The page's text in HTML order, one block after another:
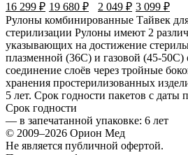
16 299 ₽ 19 680 ₽
2 049 ₽ 3 099 ₽
Рулоны комбинированные Тайвек
стерилизации Рулоны имеют 2
указывающих на достижение
плазменной (36С) и газовой (45-
соединение слоёв через тройные
хранения простерилизованных
5 лет. Срок годности пакетов с даты
Срок годности
— в запечатанной упаковке: 6 лет
© 2009–2026 Орион Мед
Не является публичной офертой.